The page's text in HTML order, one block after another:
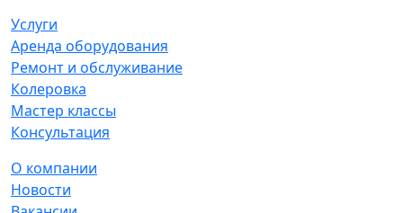
Услуги
Аренда оборудования
Ремонт и обслуживание
Колеровка
Мастер классы
Консультация
О компании
Новости